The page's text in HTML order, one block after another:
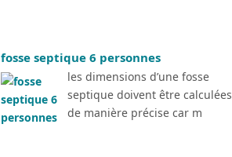
fosse septique 6 personnes
les dimensions d’une fosse
septique doivent être calculées
de manière précise car m